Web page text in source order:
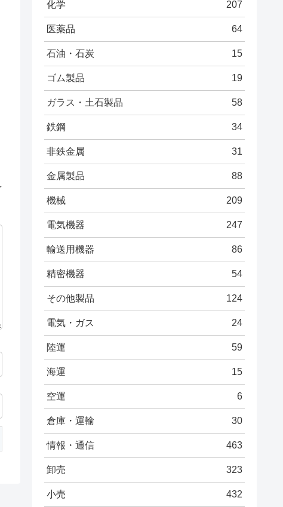
化学 207
医薬品 64
石油・石炭 15
ゴム製品 19
ガラス・土石製品 58
鉄鋼 34
非鉄金属 31
金属製品 88
機械 209
電気機器 247
輸送用機器 86
精密機器 54
その他製品 124
電気・ガス 24
陸運 59
海運 15
空運 6
倉庫・運輸 30
情報・通信 463
卸売 323
小売 432